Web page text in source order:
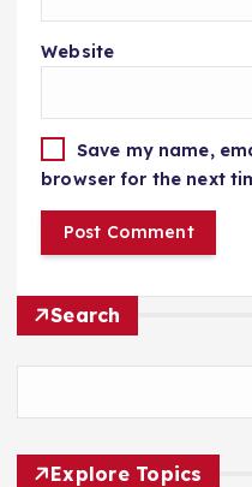
Website
Save my name,
browser for the next
Search
Explore Topics